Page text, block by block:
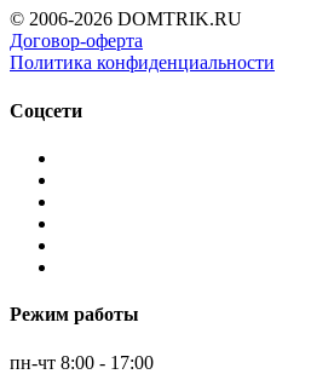
© 2006-2026 DOMTRIK.RU
Договор-оферта
Политика конфиденциальности
Соцсети
Режим работы
пн-чт 8:00 - 17:00